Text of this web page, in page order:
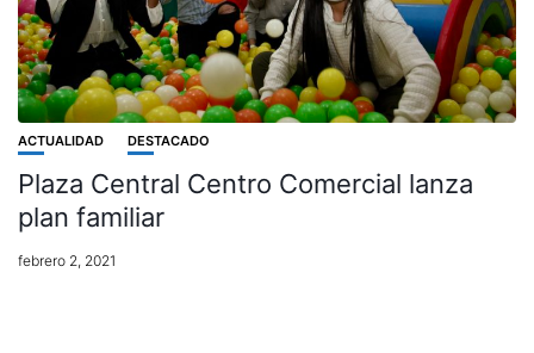
ACTUALIDAD DESTACADO
Plaza Central Centro Comercial lanza
plan familiar
febrero 2, 2021